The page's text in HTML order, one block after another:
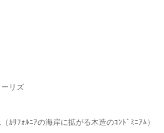
リズ
ｶﾘﾌｫﾙﾆｱの海岸に拡がる木造のｺﾝﾄﾞﾐﾆｱﾑ）